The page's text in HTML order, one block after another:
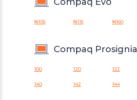
N105 N115 N160
Compaq Prosignia
100 120 122
140 142 144